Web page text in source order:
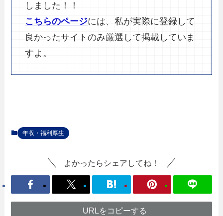
しました！！
こちらのページには、私が実際に登録して
良かったサイトのみ厳選して掲載していま
すよ。
年収・福利厚生
よかったらシェアしてね！
URLをコピーする